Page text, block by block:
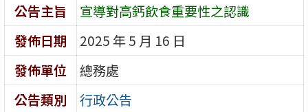
公告主旨
宣導對高鈣飲食重要性之認識
發佈日期
2025 年 5 月 16 日
發佈單位
總務處
公告類別
行政公告